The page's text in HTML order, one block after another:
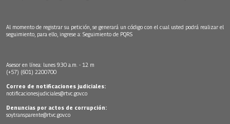
Al momento de registrar su petición, se generará un código con el cual usted podrá realizar el
seguimiento, para ello, ingrese a: Seguimiento de PQRS
Asesor en línea: lunes 9:30 a.m. - 12 m
(+57) (601) 2200700
Correo de notificaciones judiciales:
notificacionesjudiciales@rtvc.gov.co
Denuncias por actos de corrupción:
soytransparente@rtvc.gov.co